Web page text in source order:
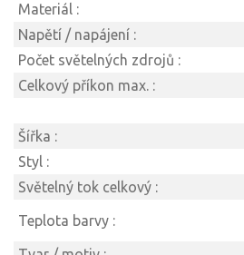
Materiál :
Napětí / napájení :
Počet světelných zdrojů :
Celkový příkon max. :
Šířka :
Styl :
Světelný tok celkový :
Teplota barvy :